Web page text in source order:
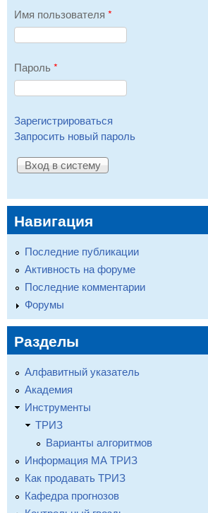
Имя пользователя *
Пароль *
Зарегистрироваться
Запросить новый пароль
Навигация
Последние публикации
Активность на форуме
Последние комментарии
Форумы
Разделы
Алфавитный указатель
Академия
Инструменты
ТРИЗ
Варианты алгоритмов
Информация МА ТРИЗ
Как продавать ТРИЗ
Кафедра прогнозов